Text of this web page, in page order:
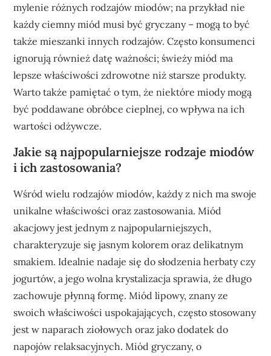
mylenie różnych rodzajów miodów; na przykład nie
każdy ciemny miód musi być gryczany – mogą to być
także mieszanki innych rodzajów. Często konsumenci
ignorują również datę ważności; świeży miód ma
lepsze właściwości zdrowotne niż starsze produkty.
Warto także pamiętać o tym, że niektóre miody mogą
być poddawane obróbce cieplnej, co wpływa na ich
wartości odżywcze.
Jakie są najpopularniejsze rodzaje miodów
i ich zastosowania?
Wśród wielu rodzajów miodów, każdy z nich ma swoje
unikalne właściwości oraz zastosowania. Miód
akacjowy jest jednym z najpopularniejszych,
charakteryzuje się jasnym kolorem oraz delikatnym
smakiem. Idealnie nadaje się do słodzenia herbaty czy
jogurtów, a jego wolna krystalizacja sprawia, że długo
zachowuje płynną formę. Miód lipowy, znany ze
swoich właściwości uspokajających, często stosowany
jest w naparach ziołowych oraz jako dodatek do
napojów relaksacyjnych. Miód gryczany, o